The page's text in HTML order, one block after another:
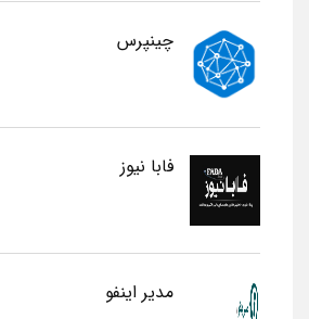
چینپرس
فابا نیوز
مدیر اینفو